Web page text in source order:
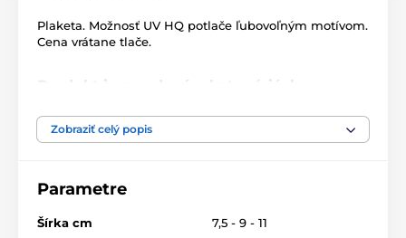
Plaketa. Možnosť UV HQ potlače ľubovoľným motívom.
Cena vrátane tlače.
Produkt je zaradený v kategóriách
Hasiči Kovové diplomy a plakety
Zobraziť celý popis
Parametre
Šírka cm 7,5 - 9 - 11